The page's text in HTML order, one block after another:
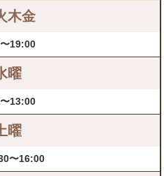
木金
19:00
曜
13:00
曜
〜16:00